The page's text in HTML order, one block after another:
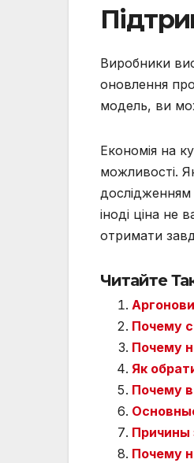
Виробники
оновлення
модель, ви
Економія на
можливості.
дослідженням
іноді ціна не
отримати
Читайте
Почему
Почему
Як
Почему
Причины
Почему